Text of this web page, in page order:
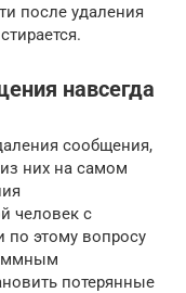
после удаления
навсегда
сообщения,
них на самом
человек с
по этому вопросу
потерянные